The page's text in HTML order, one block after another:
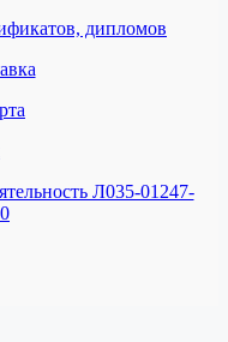
дипломов
Л035-01247-